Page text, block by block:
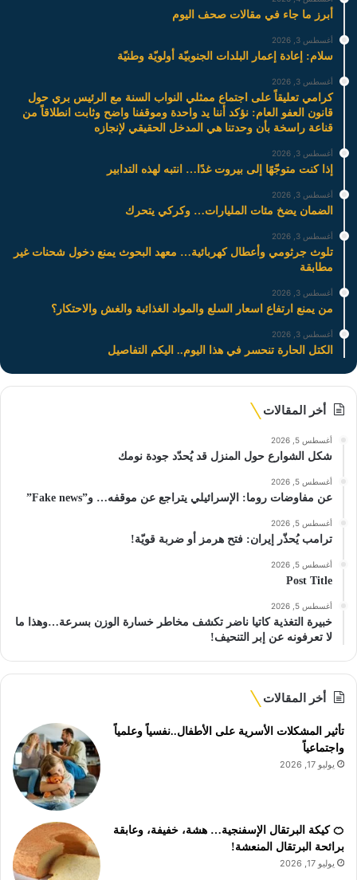
أبرز ما جاء في مقالات صحف اليوم
أغسطس 3, 2026
سلام: إعادة إعمار البلدات الجنوبيّة أولويّة وطنيّة
أغسطس 3, 2026
كرامي تعليقاً على اجتماع ممثلي النواب السنة مع الرئيس بري حول
قانون العفو العام: نؤكد أننا يد واحدة وموقفنا واضح وثابت انطلاقاً من
قناعة راسخة بأن وحدتنا هي المدخل الحقيقي لإنجازه
أغسطس 3, 2026
إذا كنت متوجّهًا إلى بيروت غدًا… انتبه لهذه التدابير
أغسطس 3, 2026
الضمان يضخ مئات المليارات… وكركي يتحرك
أغسطس 3, 2026
تلوث جرثومي وأعطال كهربائية… معهد البحوث يمنع دخول شحنات غير
مطابقة
أغسطس 3, 2026
من يمنع ارتفاع اسعار السلع والمواد الغذائية والغش والاحتكار؟
أغسطس 3, 2026
الكتل الحارة تنحسر في هذا اليوم.. اليكم التفاصيل
أخر المقالات
أغسطس 5, 2026
شكل الشوارع حول المنزل قد يُحدّد جودة نومك
أغسطس 5, 2026
عن مفاوضات روما: الإسرائيلي يتراجع عن موقفه… و”Fake news”
أغسطس 5, 2026
ترامب يُحذّر إيران: فتح هرمز أو ضربة قويّة!
أغسطس 5, 2026
Post Title
أغسطس 5, 2026
خبيرة التغذية كاتيا ناضر تكشف مخاطر خسارة الوزن بسرعة…وهذا ما
لا تعرفونه عن إبر التنحيف!
أخر المقالات
تأثير المشكلات الأسرية على الأطفال..نفسياً وعلمياً
واجتماعياً
يوليو 17, 2026
🍊 كيكة البرتقال الإسفنجية… هشة، خفيفة، وعابقة
برائحة البرتقال المنعشة!
يوليو 17, 2026